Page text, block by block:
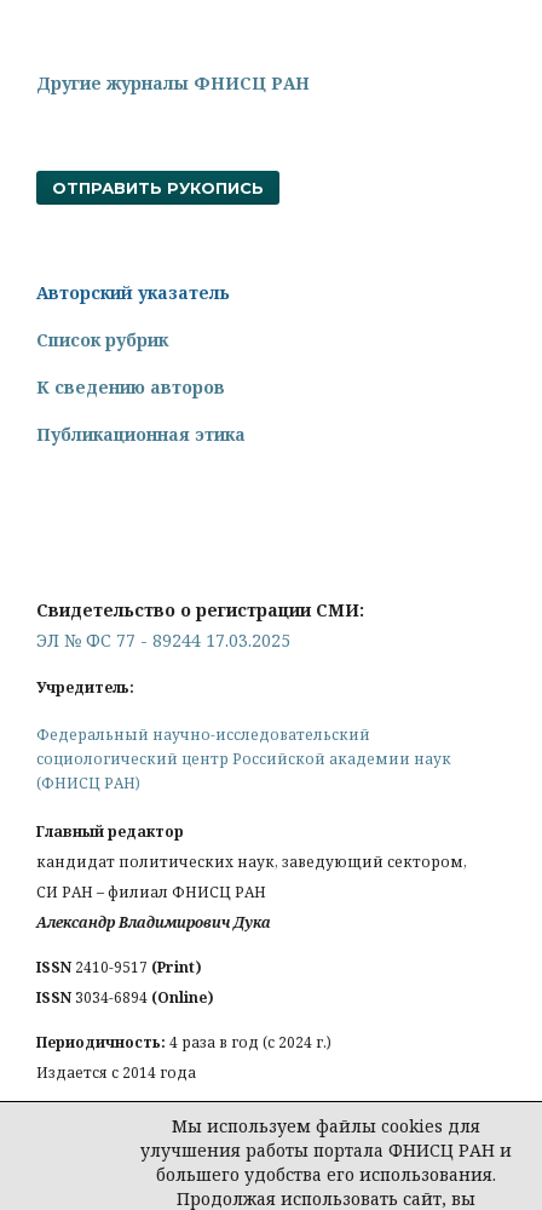
Другие журналы ФНИСЦ РАН
ОТПРАВИТЬ РУКОПИСЬ
Авторский указатель
Список рубрик
К сведению авторов
Публикационная этика
Свидетельство о регистрации СМИ:
ЭЛ № ФС 77 - 89244 17.03.2025
Учредитель:
Федеральный научно-исследовательский
социологический центр Российской академии наук
(ФНИСЦ РАН)
Главный редактор
кандидат политических наук, заведующий сектором,
СИ РАН – филиал ФНИСЦ РАН
Александр Владимирович Дука
ISSN 2410-9517 (Print)
ISSN3034-6894 (Online)
Периодичность: 4 раза в год (с 2024 г.)
Издается с 2014 года
a_duka@mail.ru
Мы используем файлы cookies для
улучшения работы портала ФНИСЦ РАН и
большего удобства его использования.
Продолжая использовать сайт, вы